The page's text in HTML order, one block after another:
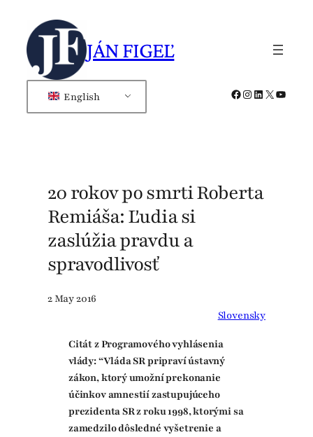
content
JÁN FIGEĽ
English Facebook
Instagram
LinkedIn
X
20 rokov po smrti Roberta
Remiáša: Ľudia si
zaslúžia pravdu a
spravodlivosť
2 May 2016
Slovensky
Citát z Programového vyhlásenia
vlády: “Vláda SR pripraví ústavný
zákon, ktorý umožní prekonanie
účinkov amnestií zastupujúceho
prezidenta SR z roku 1998, ktorými sa
zamedzilo dôsledné vyšetrenie a